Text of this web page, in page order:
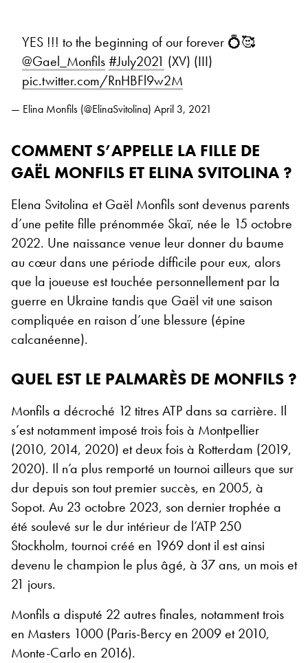
YES !!! to the beginning of our forever 💍🥰
@Gael_Monfils#July2021 (XV) (III)
pic.twitter.com/RnHBFl9w2M
— Elina Monfils (@ElinaSvitolina) April 3, 2021
COMMENT S’APPELLE LA FILLE DE
GAËL MONFILS ET ELINA SVITOLINA ?
Elena Svitolina et Gaël Monfils sont devenus parents
d’une petite fille prénommée Skaï, née le 15 octobre
2022. Une naissance venue leur donner du baume
au cœur dans une période difficile pour eux, alors
que la joueuse est touchée personnellement par la
guerre en Ukraine tandis que Gaël vit une saison
compliquée en raison d’une blessure (épine
calcanéenne).
QUEL EST LE PALMARÈS DE MONFILS ?
Monfils a décroché 12 titres ATP dans sa carrière. Il
s’est notamment imposé trois fois à Montpellier
(2010, 2014, 2020) et deux fois à Rotterdam (2019,
2020). Il n’a plus remporté un tournoi ailleurs que sur
dur depuis son tout premier succès, en 2005, à
Sopot. Au 23 octobre 2023, son dernier trophée a
été soulevé sur le dur intérieur de l’ATP 250
Stockholm, tournoi créé en 1969 dont il est ainsi
devenu le champion le plus âgé, à 37 ans, un mois et
21 jours.
Monfils a disputé 22 autres finales, notamment trois
en Masters 1000 (Paris-Bercy en 2009 et 2010,
Monte-Carlo en 2016).